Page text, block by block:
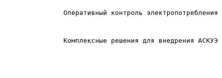
Оперативный контроль
Комплексные решения для внедрения АСКУЭ